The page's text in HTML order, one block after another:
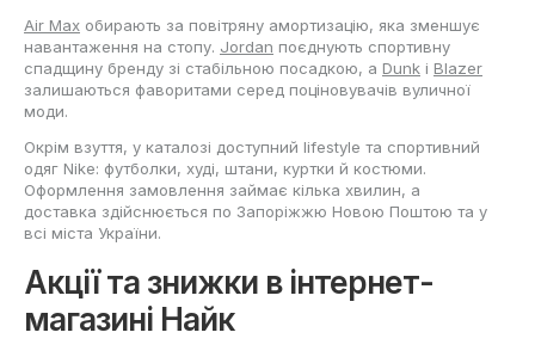
Air Max обирають за повітряну амортизацію, яка зменшує
навантаження на стопу. Jordan поєднують спортивну
спадщину бренду зі стабільною посадкою, а Dunk і Blazer
залишаються фаворитами серед поціновувачів вуличної
моди.
Окрім взуття, у каталозі доступний lifestyle та спортивний
одяг Nike: футболки, худі, штани, куртки й костюми.
Оформлення замовлення займає кілька хвилин, а
доставка здійснюється по Запоріжжю Новою Поштою та у
всі міста України.
Акції та знижки в інтернет-
магазині Найк